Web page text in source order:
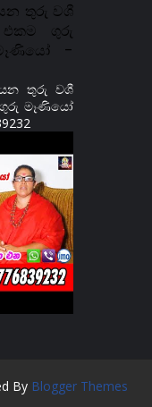
යන තුරු වශී
ගුරු
-
යන තුරු වශී
මෑණියෝ
By Blogger Themes